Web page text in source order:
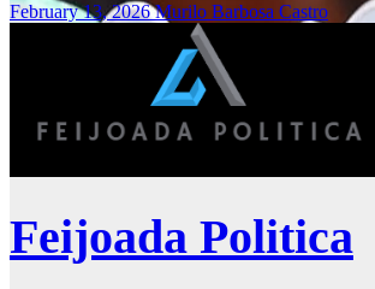
February 13, 2026Murilo Barbosa Castro
Feijoada Politica